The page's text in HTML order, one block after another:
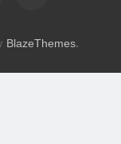
BlazeThemes.